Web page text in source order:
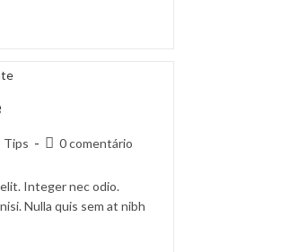
Tips
Comentários
0 comentário
Integer nec odio.
Nulla quis sem at nibh